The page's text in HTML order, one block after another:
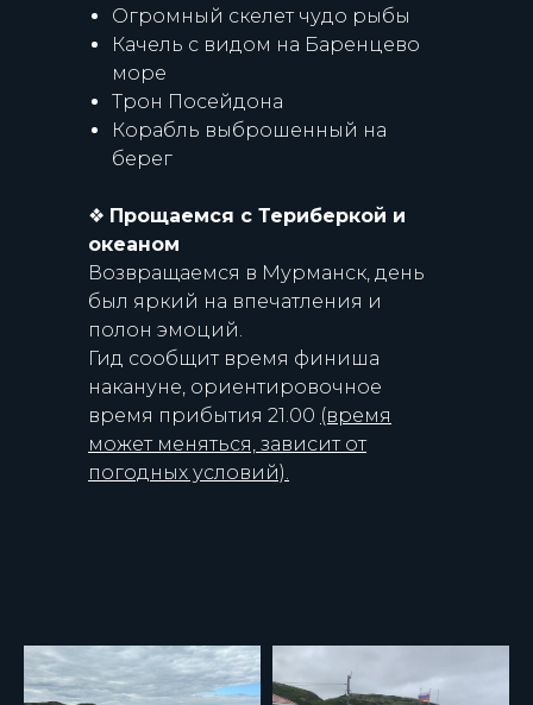
Огромный скелет чудо рыбы
Качель с видом на Баренцево
море
Трон Посейдона
Корабль выброшенный на
берег
❖ Прощаемся с Териберкой и
океаном
Возвращаемся в Мурманск, день
был яркий на впечатления и
полон эмоций.
Гид сообщит время финиша
накануне, ориентировочное
время прибытия 21.00 (время
может меняться, зависит от
погодных условий).